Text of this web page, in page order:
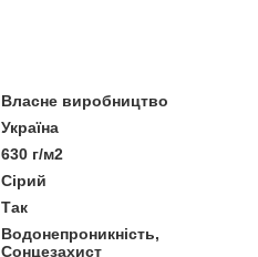
Власне виробництво
Україна
630 г/м2
Сірий
Так
Водонепроникність,
Сонцезахист